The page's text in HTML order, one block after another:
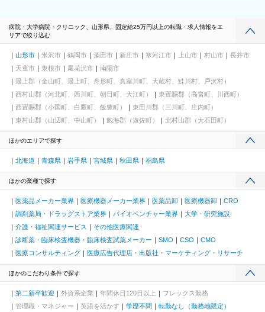
病院・大学病院・クリニック、山形県、固定給25万円以上の転職・求人情報をエ
リアで絞り込む
山形市 米沢市 鶴岡市 酒田市 新庄市 寒河江市 上山市 村山市
長井市
天童市
東根市 尾花沢市
南陽市
最上郡（金山町、最上町、舟形町、真室川町、大蔵村、鮭川村、戸沢村）
西村山郡（河北町、西川町、朝日町、大江町）
東置賜郡（高畠町、川西町）
西置賜郡（小国町、白鷹町、飯豊町）
東田川郡（三川町、庄内町）
東村山郡（山辺町、中山町）
飽海郡（遊佐町） 北村山郡（大石田町）
ほかのエリアで探す
北海道 青森県 岩手県 宮城県 秋田県 福島県
ほかの業種で探す
医薬品メーカー業界 医療機器メーカー業界 医薬品卸 医療機器卸
CRO
調剤薬局・ドラッグストア業界
バイオベンチャー業界
大学・研究施設
介護・福祉関連サービス
その他医療関連
診断薬・臨床検査機器・臨床検査試薬メーカー
SMO CSO
CMO
医療コンサルティング
医療広告代理店・出版社・マーケティング・リサーチ
ほかのこだわり条件で探す
第二新卒歓迎 外資系企業 年間休日120日以上
フレックス勤務
管理職・マネジャー
英語を活かす 学歴不問
転勤なし（勤務地限定）